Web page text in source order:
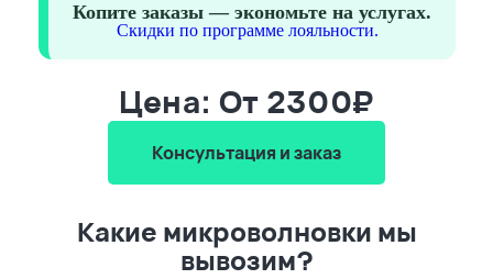
Копите заказы — экономьте на услугах.
Скидки по программе лояльности.
Цена: От 2300₽
Консультация и заказ
Какие микроволновки мы
вывозим?